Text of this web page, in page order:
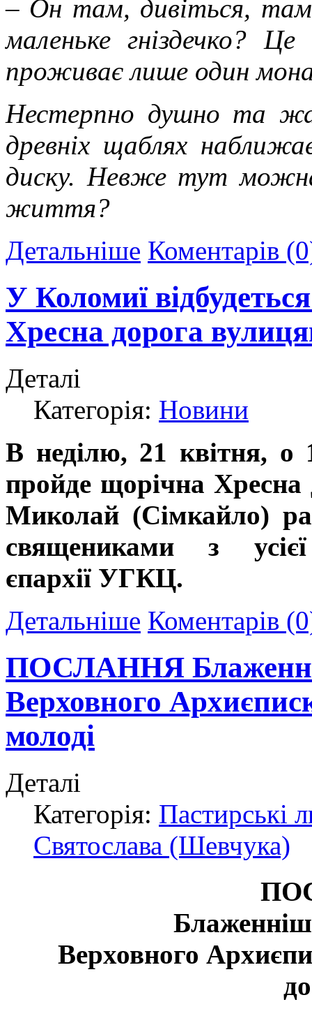
– Он там, дивіться, там!
маленьке гніздечко?
проживає лише один
Нестерпно душно та
древніх щаблях
диску. Невже тут
життя?
Детальніше Коментарів
У Коломиї
Хресна дорога
Деталі
Категорія: Новини
В неділю, 21 квітня, о
пройде щорічна
Миколай (Сімкайло)
священиками з усієї
єпархії УГКЦ.
Детальніше Коментарів
ПОСЛАННЯ
Верховного
молоді
Деталі
Категорія: Пастирські
Святослава (Шевчука)
Верховного